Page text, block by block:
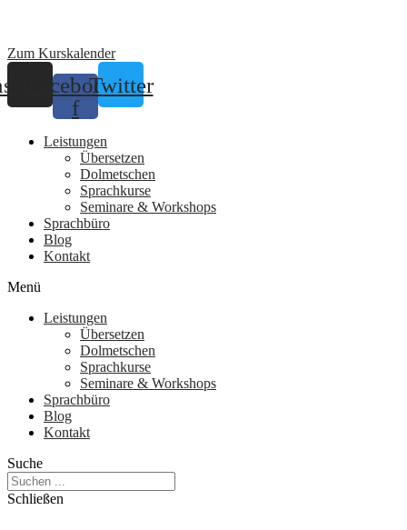
Zum Kurskalender
Facebook-
f
Twitter
Leistungen
Übersetzen
Dolmetschen
Sprachkurse
Seminare & Workshops
Sprachbüro
Blog
Kontakt
Menü
Leistungen
Übersetzen
Dolmetschen
Sprachkurse
Seminare & Workshops
Sprachbüro
Blog
Kontakt
Suche
Schließen